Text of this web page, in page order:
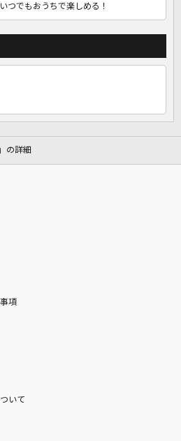
つでもおうちで楽しめる！
の詳細
項
いて